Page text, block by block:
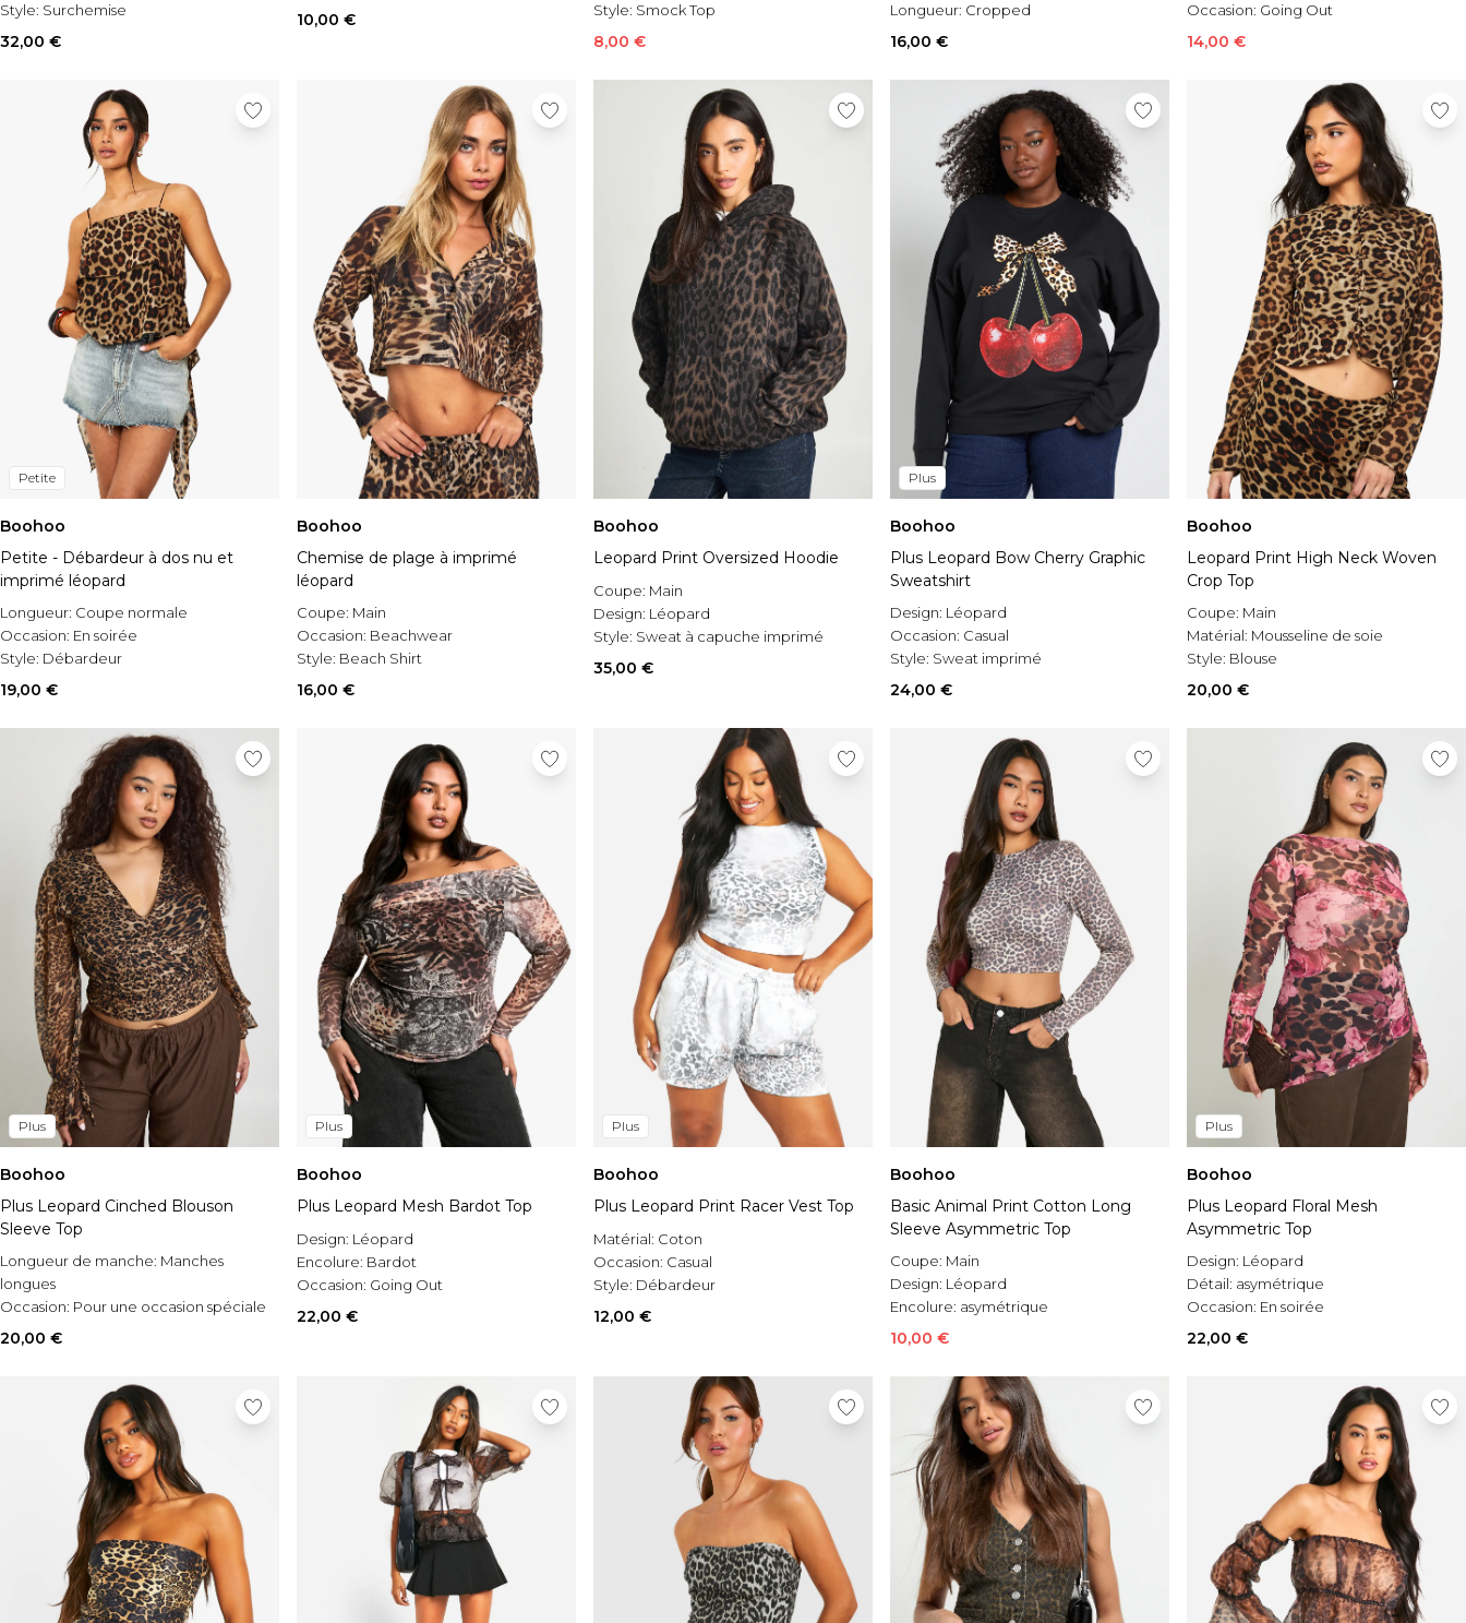
Style: Surchemise
32,00 €
Style: Plunge Bikini Top
10,00 €
Style: Smock Top
8,00 €
Longueur: Cropped
16,00 €
Occasion: Going Out
14,00 €
Petite
Boohoo
Petite - Débardeur à dos nu et
imprimé léopard
Longueur: Coupe normale
Occasion: En soirée
Style: Débardeur
19,00 €
Boohoo
Chemise de plage à imprimé
léopard
Coupe: Main
Occasion: Beachwear
Style: Beach Shirt
16,00 €
Boohoo
Leopard Print Oversized Hoodie
Coupe: Main
Design: Léopard
Style: Sweat à capuche imprimé
35,00 €
Plus
Boohoo
Plus Leopard Bow Cherry Graphic
Sweatshirt
Design: Léopard
Occasion: Casual
Style: Sweat imprimé
24,00 €
Boohoo
Leopard Print High Neck Woven
Crop Top
Coupe: Main
Matérial: Mousseline de soie
Style: Blouse
20,00 €
Plus
Boohoo
Plus Leopard Cinched Blouson
Sleeve Top
Longueur de manche: Manches
longues
Occasion: Pour une occasion spéciale
Style:Tops
20,00 €
Plus
Boohoo
Plus Leopard Mesh Bardot Top
Design: Léopard
Encolure: Bardot
Occasion: Going Out
22,00 €
Plus
Boohoo
Plus Leopard Print Racer Vest Top
Matérial: Coton
Occasion: Casual
Style: Débardeur
12,00 €
Boohoo
Basic Animal Print Cotton Long
Sleeve Asymmetric Top
Coupe: Main
Design: Léopard
Encolure: asymétrique
10,00 €
Plus
Boohoo
Plus Leopard Floral Mesh
Asymmetric Top
Design: Léopard
Détail: asymétrique
Occasion: En soirée
22,00 €